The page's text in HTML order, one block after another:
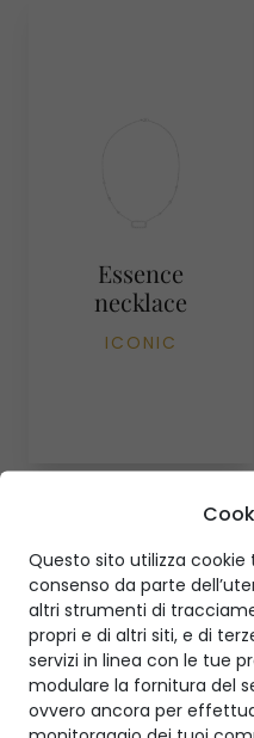
Essence
necklace
ICONIC
Questo sito utilizza
consenso da parte
altri strumenti di
propri e di altri siti, e di
servizi in linea con le tue
modulare la fornitura del
ovvero ancora per